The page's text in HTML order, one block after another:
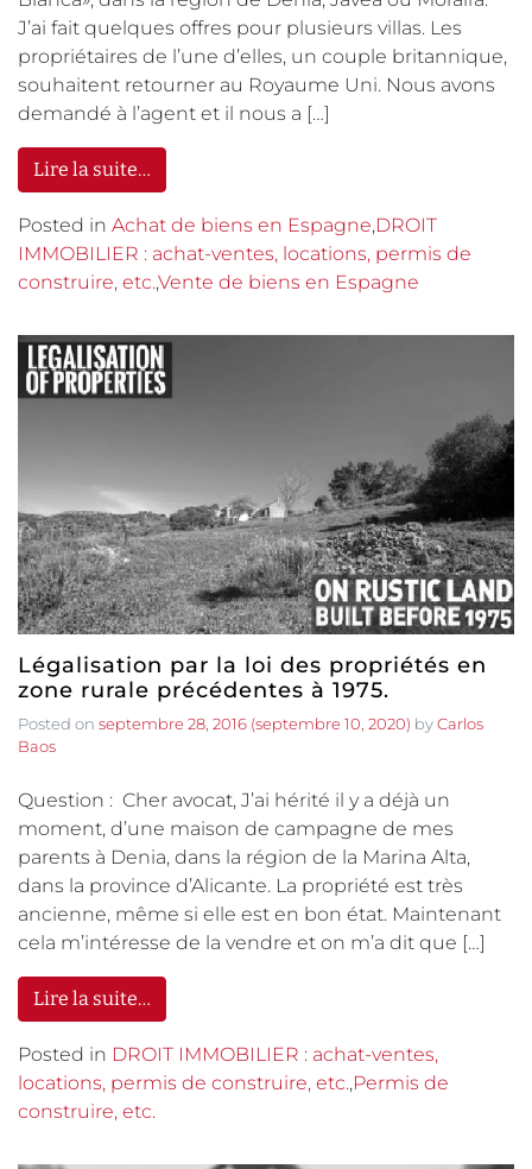
J’ai fait quelques offres pour plusieurs villas. Les
propriétaires de l’une d’elles, un couple britannique,
souhaitent retourner au Royaume Uni. Nous avons
demandé à l’agent et il nous a […]
Lire la suite…
Posted in Achat de biens en Espagne,DROIT
IMMOBILIER : achat-ventes, locations, permis de
construire, etc.,Vente de biens en Espagne
Légalisation par la loi des propriétés en
zone rurale précédentes à 1975.
Posted on septembre 28, 2016 (septembre 10, 2020) byCarlos
Baos
Question : Cher avocat, J’ai hérité il y a déjà un
moment, d’une maison de campagne de mes
parents à Denia, dans la région de la Marina Alta,
dans la province d’Alicante. La propriété est très
ancienne, même si elle est en bon état. Maintenant
cela m’intéresse de la vendre et on m’a dit que […]
Lire la suite…
Posted in DROIT IMMOBILIER : achat-ventes,
locations, permis de construire, etc.,Permis de
construire, etc.